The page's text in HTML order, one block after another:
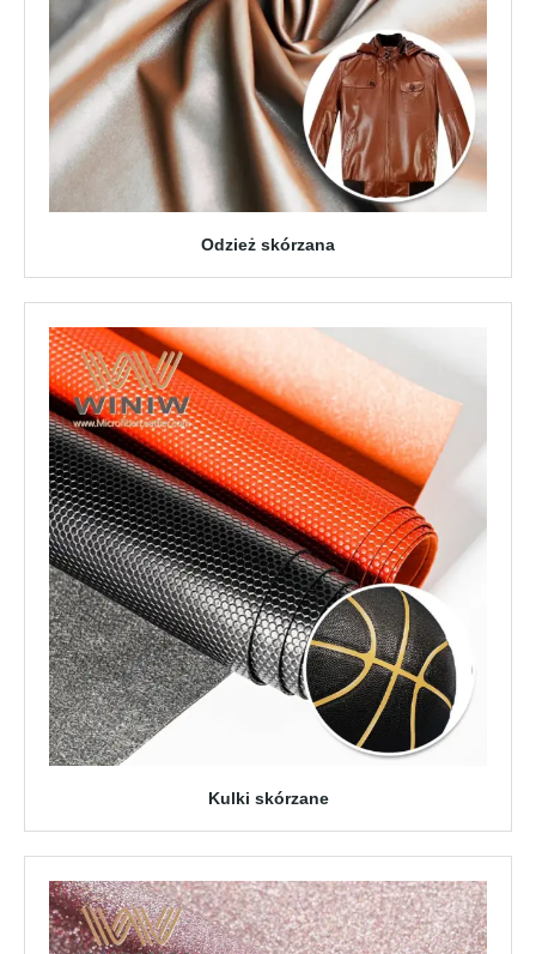
Odzież skórzana
Kulki skórzane